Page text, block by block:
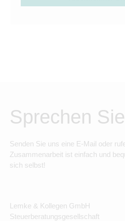
Sprechen
Senden Sie uns eine E-Mail oder
Zusammenarbeit ist einfach und
sich selbst!
Lemke & Kollegen GmbH
Steuerberatungsgesellschaft